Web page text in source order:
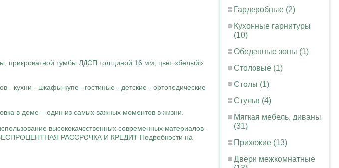
Гардеробные (2)
Кухонные гарнитуры
(10)
Обеденные зоны (1)
Столовые (1)
Столы (1)
Стулья (4)
Мягкая мебель, диваны
(31)
Прихожие (13)
Двери межкомнатные
прикроватной тумбы ЛДСП толщиной 16 мм, цвет «белый»
- кухни - шкафы-купе - гостиные - детские - ортопедические
в доме – один из самых важных моментов в жизни.
высококачественных современных материалов -
БЕСПРОЦЕНТНАЯ РАССРОЧКА И КРЕДИТ Подробности на